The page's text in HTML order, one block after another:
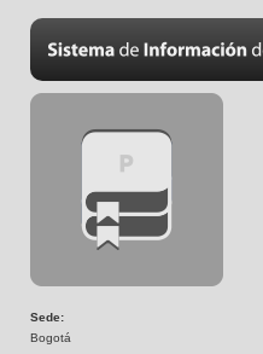
Sede:
Bogotá